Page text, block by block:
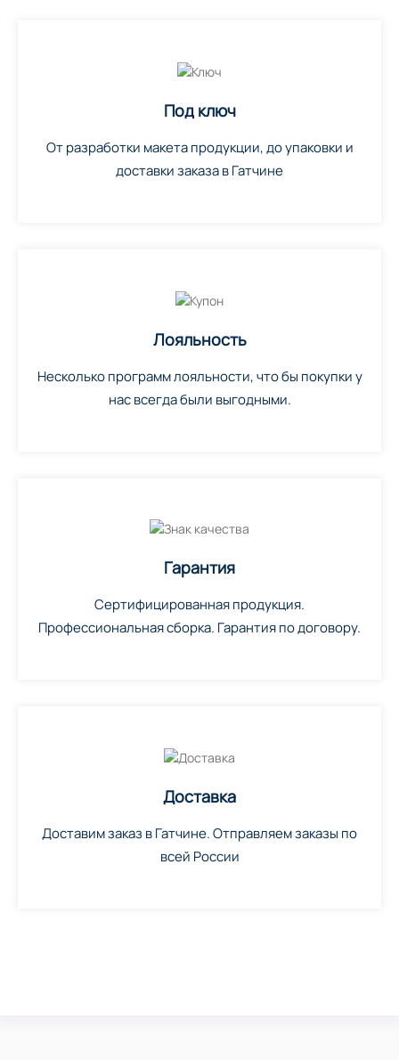
Под ключ
От разработки макета продукции, до упаковки и
доставки заказа в Гатчине
Лояльность
Несколько программ лояльности, что бы покупки у
нас всегда были выгодными.
Гарантия
Сертифицированная продукция.
Профессиональная сборка. Гарантия по договору.
Доставка
Доставим заказ в Гатчине. Отправляем заказы по
всей России